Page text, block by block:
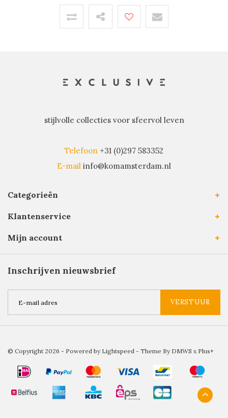
stijlvolle collecties voor sfeervol leven
Telefoon +31 (0)297 583352
E-mail info@komamsterdam.nl
Categorieën
Klantenservice
Mijn account
Inschrijven nieuwsbrief
VERSTUUR
© Copyright 2026 - Powered by Lightspeed - Theme By DMWS x Plus+